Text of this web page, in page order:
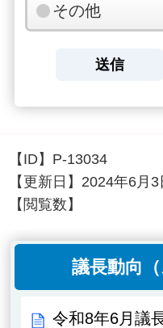
その他
【ID】 P-13034
【更新日】 2024年6月3
【閲覧数】
議長動向
令和8年6月議